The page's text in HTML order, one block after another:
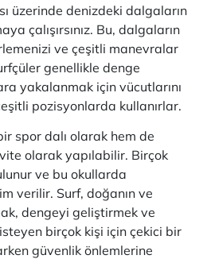
üzerinde denizdeki dalgaların
çalışırsınız. Bu, dalgaların
ve çeşitli manevralar
genellikle denge
yakalanmak için vücutlarını
pozisyonlarda kullanırlar.
spor dalı olarak hem de
olarak yapılabilir. Birçok
ve bu okullarda
verilir. Surf, doğanın ve
dengeyi geliştirmek ve
birçok kişi için çekici bir
güvenlik önlemlerine